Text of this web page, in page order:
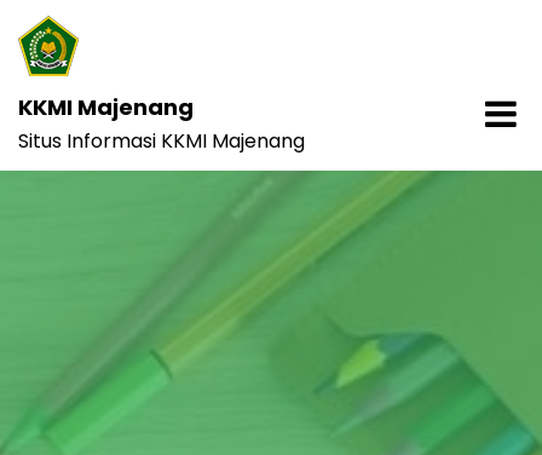
to
content
KKMI Majenang
Situs Informasi KKMI Majenang